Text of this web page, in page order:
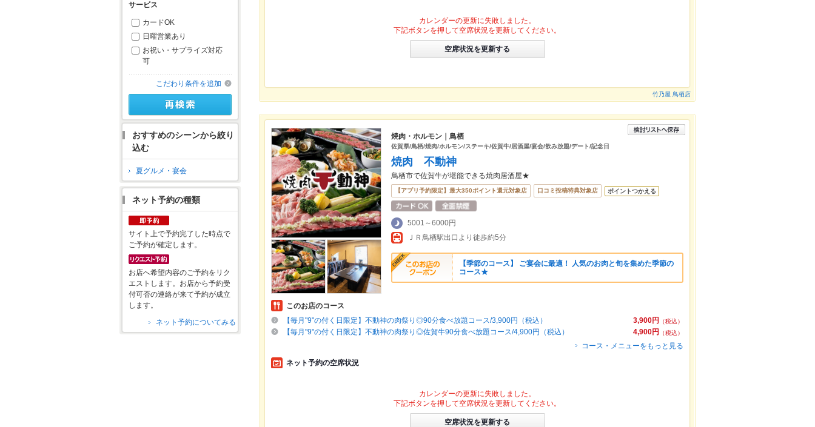
サービス
カードOK
日曜営業あり
お祝い・サプライズ対応
可
こだわり条件を追加
おすすめのシーンから絞り
込む
夏グルメ・宴会
ネット予約の種類
サイト上で予約完了した時点で
ご予約が確定します。
お店へ希望内容のご予約をリク
エストします。お店から予約受
付可否の連絡が来て予約が成立
します。
ネット予約についてみる
カレンダーの更新に失敗しました。
下記ボタンを押して空席状況を更新してください。
空席状況を更新する
竹乃屋 鳥栖店
焼肉・ホルモン｜鳥栖
佐賀県/鳥栖/焼肉/ホルモン/ステーキ/佐賀牛/居酒屋/宴会/飲み放題/デート/記念日
焼肉 不動神
鳥栖市で佐賀牛が堪能できる焼肉居酒屋★
【アプリ予約限定】最大350ポイント還元対象店 口コミ投稿特典対象店 ポイントつかえる
5001～6000円
ＪＲ鳥栖駅出口より徒歩約5分
【季節のコース】 ご宴会に最適！ 人気のお肉と旬を集めた季節の
コース★
このお店のコース
3,900円
（税込）
【毎月"9"の付く日限定】不動神の肉祭り◎90分食べ放題コース/3,900円（税込）
4,900円
（税込）
【毎月"9"の付く日限定】不動神の肉祭り◎佐賀牛90分食べ放題コース/4,900円（税込）
コース・メニューをもっと見る
ネット予約の空席状況
カレンダーの更新に失敗しました。
下記ボタンを押して空席状況を更新してください。
空席状況を更新する